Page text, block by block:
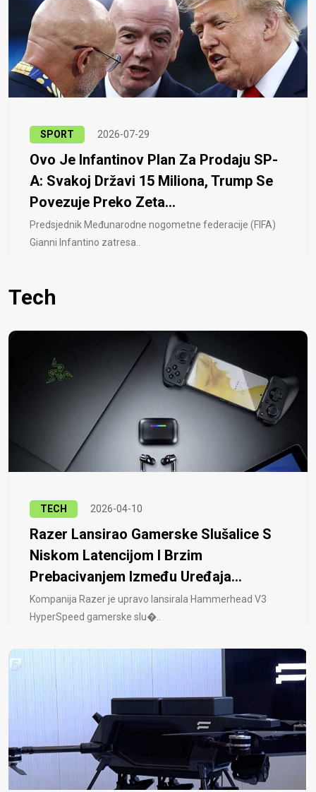
SPORT 2026-07-29
Ovo Je Infantinov Plan Za Prodaju SP-
A: Svakoj Državi 15 Miliona, Trump Se
Povezuje Preko Zeta...
Predsjednik Međunarodne nogometne federacije (FIFA)
Gianni Infantino zatresa..
Tech
TECH 2026-04-10
Razer Lansirao Gamerske Slušalice S
Niskom Latencijom I Brzim
Prebacivanjem Između Uređaja...
Kompanija Razer je upravo lansirala Hammerhead V3
HyperSpeed ​​gamerske slu�..